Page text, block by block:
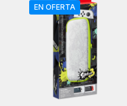
EN OFERTA